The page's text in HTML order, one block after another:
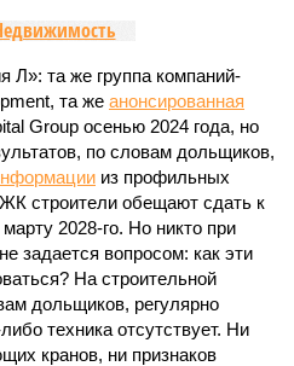
та же группа компаний-
та же анонсированная
Group осенью 2024 года, но
по словам дольщиков,
из профильных
строители обещают сдать к
2028-го. Но никто при
задается вопросом: как эти
На строительной
дольщиков, регулярно
техника отсутствует. Ни
кранов, ни признаков